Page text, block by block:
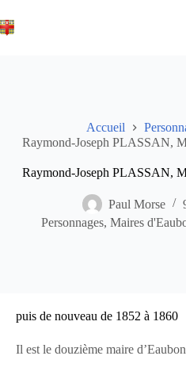
au
contenu
Accueil
Raymond-Joseph PLASSAN,
Raymond-Joseph PLASSAN,
Paul Morse
Personnages,Maires
puis de nouveau de 1852 à 1860
Il est le douzième maire